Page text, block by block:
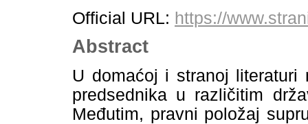
Official URL: https://
Abstract
U domaćoj i stranoj
predsednika u različitim
Međutim, pravni položaj